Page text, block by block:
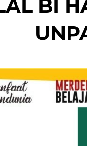
BI